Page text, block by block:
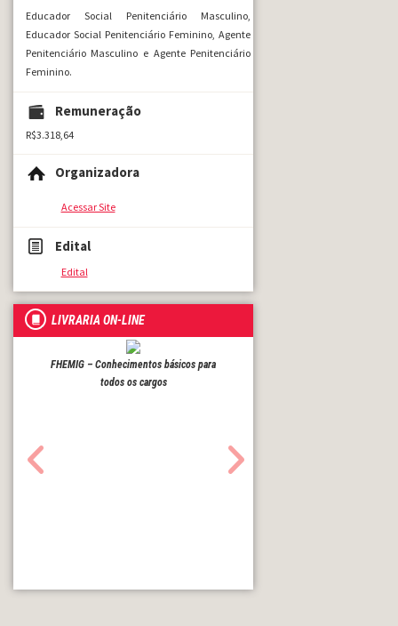
Educador Social Penitenciário Masculino,
Educador Social Penitenciário Feminino, Agente
Penitenciário Masculino e Agente Penitenciário
Feminino.
Remuneração
R$3.318,64
Organizadora
Acessar Site
Edital
Edital
LIVRARIA ON-LINE
FHEMIG – Conhecimentos básicos para
todos os cargos